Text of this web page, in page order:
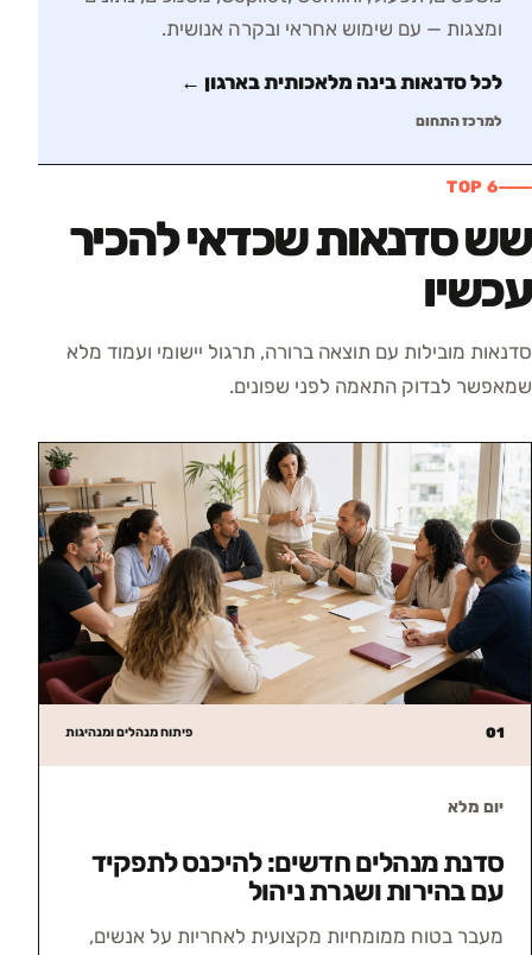
ומצגות — עם שימוש אחראי ובקרה אנושית.
לכל סדנאותבינה מלאכותית בארגון ←
למרכז התחום
TOP 6
שש סדנאות שכדאי להכיר
עכשיו
סדנאות מובילות עם תוצאה ברורה, תרגול יישומי ועמוד מלא
שמאפשר לבדוק התאמה לפני שפונים.
01 פיתוח מנהלים ומנהיגות
יום מלא
סדנת מנהלים חדשים: להיכנס לתפקיד
עם בהירות ושגרת ניהול
מעבר בטוח ממומחיות מקצועית לאחריות על אנשים,